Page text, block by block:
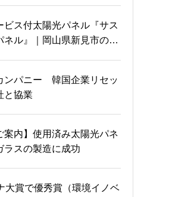
ビス付太陽光パネル『サス
ネル』｜岡山県新見市のソ
ンパニー 韓国企業リセッ
と協業
案内】使用済み太陽光パネ
ラスの製造に成功
大賞で優秀賞（環境イノベ
国会にてRebornとサステ
早速売り切れ！？
沖縄から参加者が！！満
員御礼m(_ _)m
２日続けて
ソーラーパネルの寿命
そうだったのか！！